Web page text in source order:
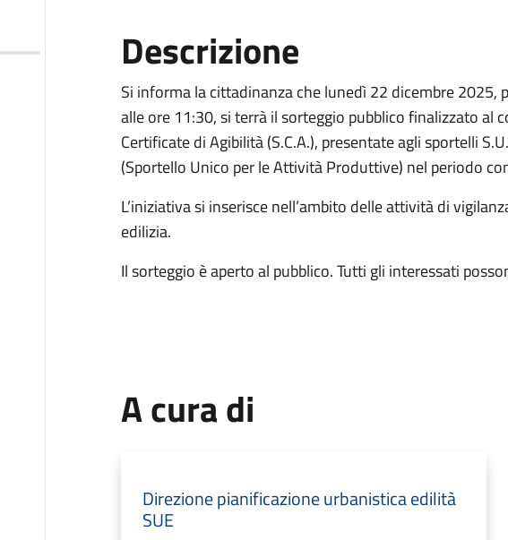
Descrizione
Si informa la cittadinanza che lunedì 22 dicembre 2025,
alle ore 11:30, si terrà il sorteggio pubblico finalizzato al
Certificate di Agibilità (S.C.A.), presentate agli sportelli
(Sportello Unico per le Attività Produttive) nel periodo
L’iniziativa si inserisce nell’ambito delle attività di
edilizia.
Il sorteggio è aperto al pubblico. Tutti gli interessati
A cura di
Direzione pianificazione urbanistica edilità
SUE